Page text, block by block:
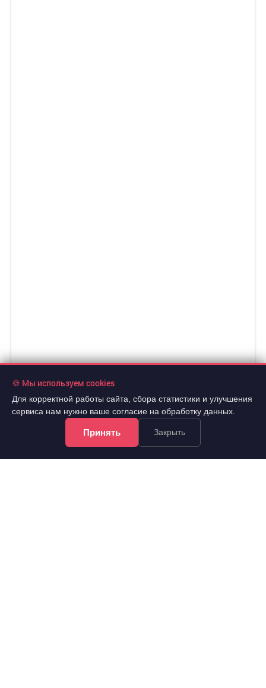
🍪 Мы используем cookies
Для корректной работы сайта, сбора статистики и улучшения
сервиса нам нужно ваше согласие на обработку данных.
Принять Закрыть